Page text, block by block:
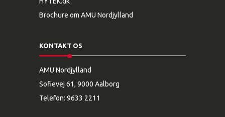
Brochure om AMU Nordjylland
KONTAKT OS
AMU Nordjylland
Sofievej 61, 9000 Aalborg
Telefon: 9633 2211